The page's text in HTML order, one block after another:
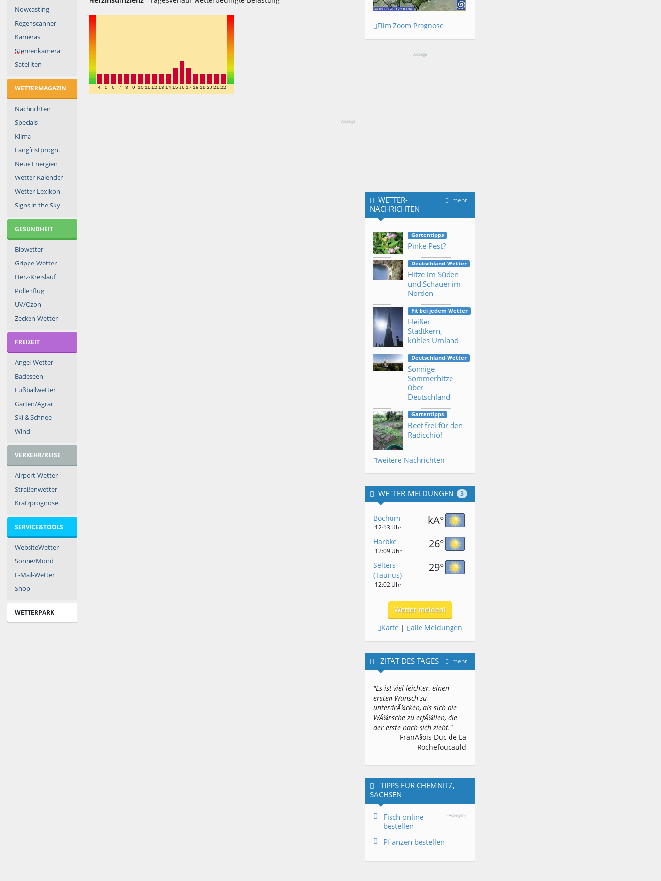
Nowcasting
Regenscanner
Kameras
Sternenkamera
neu
Satelliten
WETTERMAGAZIN
Nachrichten
Specials
Klima
Langfristprogn.
Neue Energien
Wetter-Kalender
Wetter-Lexikon
Signs in the Sky
GESUNDHEIT
Biowetter
Grippe-Wetter
Herz-Kreislauf
Pollenflug
UV/Ozon
Zecken-Wetter
FREIZEIT
Angel-Wetter
Badeseen
Fußballwetter
Garten/Agrar
Ski & Schnee
Wind
VERKEHR/REISE
Airport-Wetter
Straßenwetter
Kratzprognose
SERVICE&TOOLS
WebsiteWetter
Sonne/Mond
E-Mail-Wetter
Shop
WETTERPARK
4 5 6 7 8 9 10 11 12 13 14 15 16 17 18 19 20 21 22
Anzeige
Film Zoom Prognose
Anzeige
mehr
WETTER-
NACHRICHTEN
Gartentipps
Pinke Pest?
Deutschland-Wetter
Hitze im Süden
und Schauer im
Norden
Fit bei jedem Wetter
Heißer
Stadtkern,
kühles Umland
Deutschland-Wetter
Sonnige
Sommerhitze
über
Deutschland
Gartentipps
Beet frei für den
Radicchio!
weitere Nachrichten
3
WETTER-MELDUNGEN
Bochum
12:13 Uhr
kA°
Harbke
12:09 Uhr
26°
Selters
(Taunus)
12:02 Uhr
29°
Wetter melden!
Karte | alle Meldungen
mehr
ZITAT DES TAGES
"Es ist viel leichter, einen
ersten Wunsch zu
unterdrÃ¼cken, als sich die
WÃ¼nsche zu erfÃ¼llen, die
der erste nach sich zieht."
FranÃ§ois Duc de La
Rochefoucauld
TIPPS FÜR CHEMNITZ,
SACHSEN
-Anzeigen-
Fisch online
bestellen
Pflanzen bestellen